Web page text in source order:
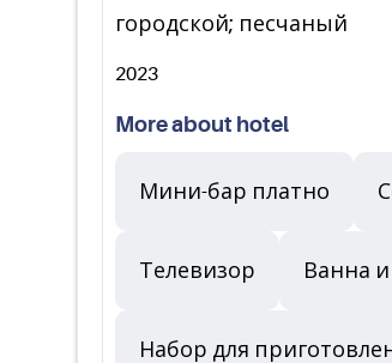
городской; песчаный
2023
More about hotel
Мини-бар платно
Телевизор Ванна
Набор для